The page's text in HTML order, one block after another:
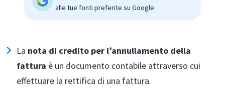
alle tue fonti preferite su Google
La nota di credito per l’annullamento della
fattura è un documento contabile attraverso cui
effettuare la rettifica di una fattura.